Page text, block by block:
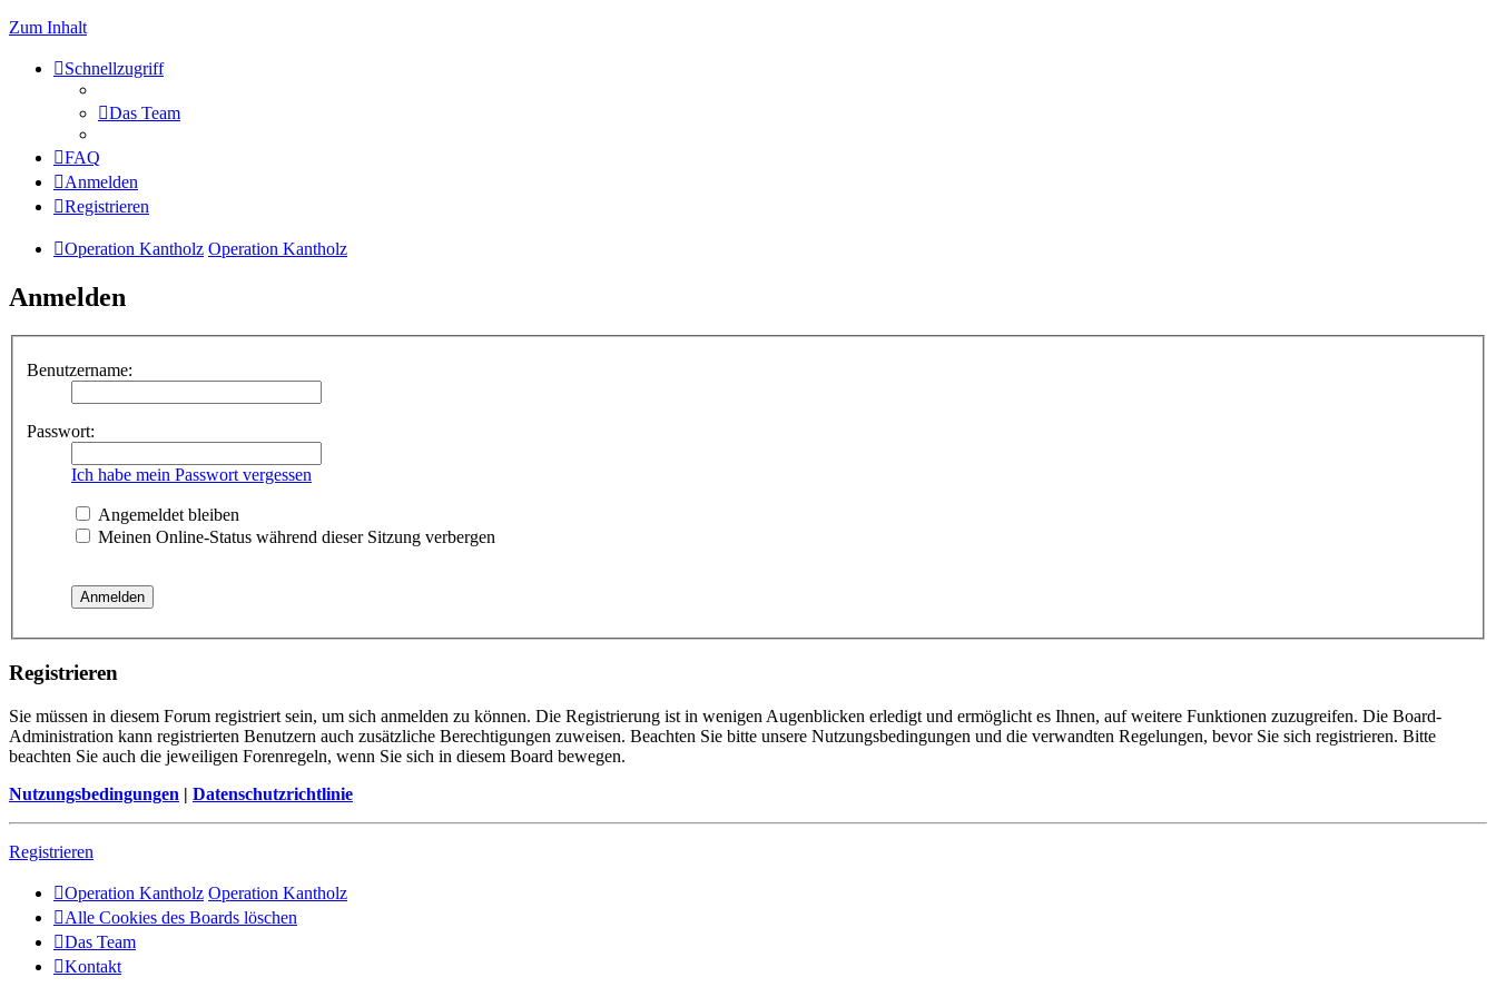
Zum Inhalt
Schnellzugriff
Das Team
FAQ
Anmelden
Registrieren
Operation Kantholz Operation Kantholz
Anmelden
Benutzername:
Passwort:
Ich habe mein Passwort vergessen
Angemeldet bleiben
Meinen Online-Status während dieser Sitzung verbergen
Registrieren
Sie müssen in diesem Forum registriert sein, um sich anmelden zu können. Die Registrierung ist in wenigen Augenblicken erledigt und ermöglicht es Ihnen, auf weitere Funktionen zuzugreifen. Die Board-
Administration kann registrierten Benutzern auch zusätzliche Berechtigungen zuweisen. Beachten Sie bitte unsere Nutzungsbedingungen und die verwandten Regelungen, bevor Sie sich registrieren. Bitte
beachten Sie auch die jeweiligen Forenregeln, wenn Sie sich in diesem Board bewegen.
Nutzungsbedingungen | Datenschutzrichtlinie
Registrieren
Operation Kantholz Operation Kantholz
Alle Cookies des Boards löschen
Das Team
Kontakt